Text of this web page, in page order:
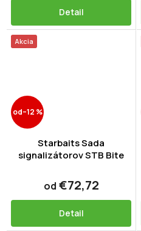
Detail
Akcia
od–12 %
Starbaits Sada
signalizátorov STB Bite
od €72,72
Detail